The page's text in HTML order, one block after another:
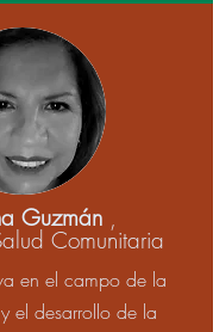
Guzmán ,
Comunitaria
en el campo de la
el desarrollo de la